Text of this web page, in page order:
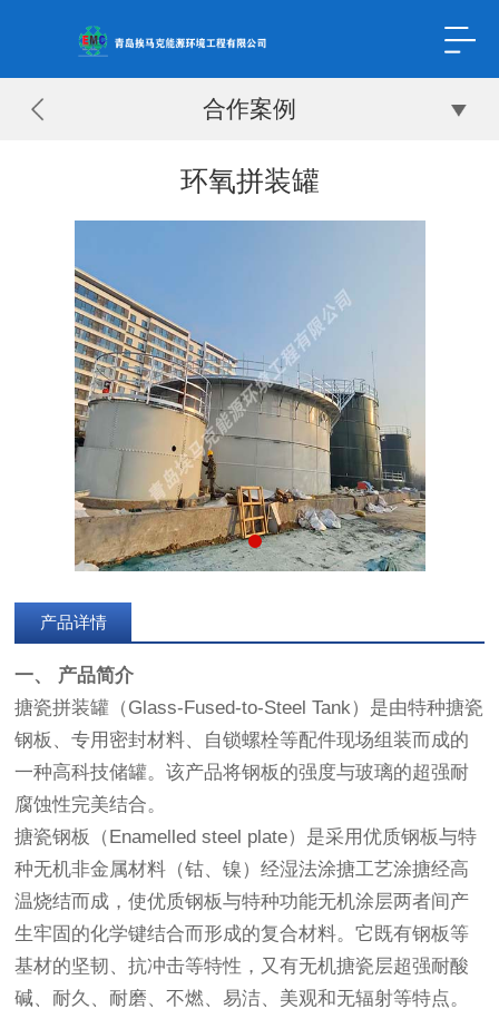
合作案例
环氧拼装罐
产品详情
一、 产品简介
搪瓷拼装罐（Glass-Fused-to-Steel Tank）是由特种搪瓷
钢板、专用密封材料、自锁螺栓等配件现场组装而成的
一种高科技储罐。该产品将钢板的强度与玻璃的超强耐
腐蚀性完美结合。
搪瓷钢板（Enamelled steel plate）是采用优质钢板与特
种无机非金属材料（钴、镍）经湿法涂搪工艺涂搪经高
温烧结而成，使优质钢板与特种功能无机涂层两者间产
生牢固的化学键结合而形成的复合材料。它既有钢板等
基材的坚韧、抗冲击等特性，又有无机搪瓷层超强耐酸
碱、耐久、耐磨、不燃、易洁、美观和无辐射等特点。